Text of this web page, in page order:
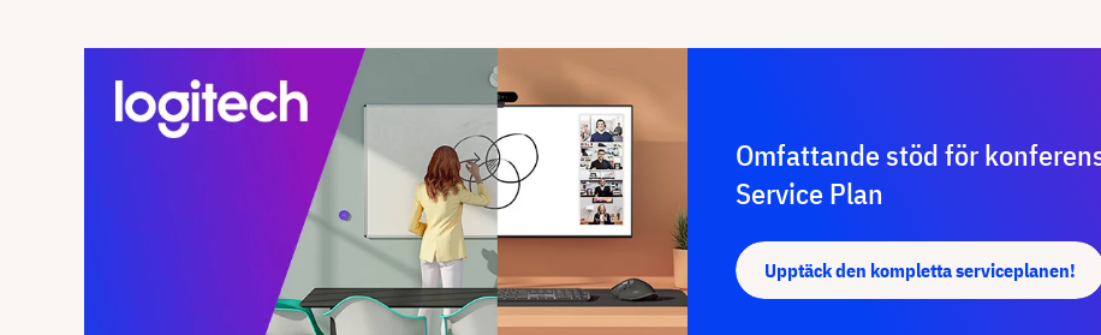
Omfattande stöd för
Service Plan
Upptäck den kompletta serviceplanen!